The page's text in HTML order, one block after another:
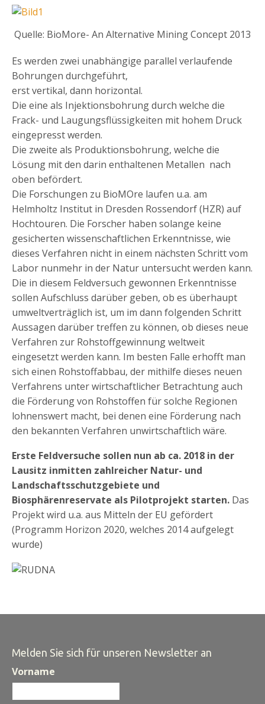
Quelle: BioMore- An Alternative Mining Concept 2013
Es werden zwei unabhängige parallel verlaufende
Bohrungen durchgeführt,
erst vertikal, dann horizontal.
Die eine als Injektionsbohrung durch welche die
Frack- und Laugungsflüssigkeiten mit hohem Druck
eingepresst werden.
Die zweite als Produktionsbohrung, welche die
Lösung mit den darin enthaltenen Metallen nach
oben befördert.
Die Forschungen zu BioMOre laufen u.a. am
Helmholtz Institut in Dresden Rossendorf (HZR) auf
Hochtouren. Die Forscher haben solange keine
gesicherten wissenschaftlichen Erkenntnisse, wie
dieses Verfahren nicht in einem nächsten Schritt vom
Labor nunmehr in der Natur untersucht werden kann.
Die in diesem Feldversuch gewonnen Erkenntnisse
sollen Aufschluss darüber geben, ob es überhaupt
umweltverträglich ist, um im dann folgenden Schritt
Aussagen darüber treffen zu können, ob dieses neue
Verfahren zur Rohstoffgewinnung weltweit
eingesetzt werden kann. Im besten Falle erhofft man
sich einen Rohstoffabbau, der mithilfe dieses neuen
Verfahrens unter wirtschaftlicher Betrachtung auch
die Förderung von Rohstoffen für solche Regionen
lohnenswert macht, bei denen eine Förderung nach
den bekannten Verfahren unwirtschaftlich wäre.
Erste Feldversuche sollen nun ab ca. 2018 in der
Lausitz inmitten zahlreicher Natur- und
Landschaftsschutzgebiete und
Biosphärenreservate als Pilotprojekt starten. Das
Projekt wird u.a. aus Mitteln der EU gefördert
(Programm Horizon 2020, welches 2014 aufgelegt
wurde)
Melden Sie sich für unseren Newsletter an
Vorname